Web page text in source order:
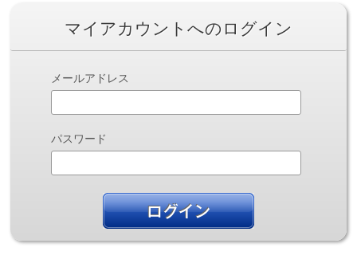
マイアカウントへのログイン
メールアドレス
パスワード